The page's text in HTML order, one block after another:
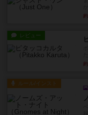
レビュー
ルール/インスト